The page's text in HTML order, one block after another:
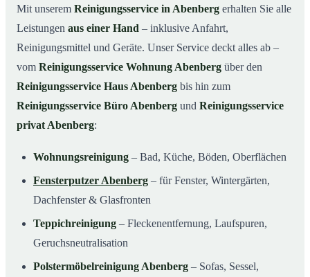
Mit unserem Reinigungsservice in Abenberg erhalten Sie alle
Leistungen aus einer Hand – inklusive Anfahrt,
Reinigungsmittel und Geräte. Unser Service deckt alles ab –
vom Reinigungsservice Wohnung Abenberg über den
Reinigungsservice Haus Abenberg bis hin zum
Reinigungsservice Büro Abenberg und Reinigungsservice
privat Abenberg:
Wohnungsreinigung – Bad, Küche, Böden, Oberflächen
Fensterputzer Abenberg – für Fenster, Wintergärten,
Dachfenster & Glasfronten
Teppichreinigung – Fleckenentfernung, Laufspuren,
Geruchsneutralisation
Polstermöbelreinigung Abenberg – Sofas, Sessel,